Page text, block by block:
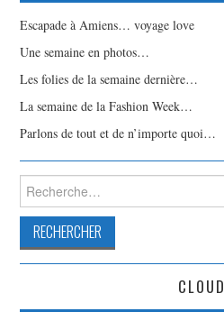
Escapade à Amiens… voyage love
Une semaine en photos…
Les folies de la semaine dernière…
La semaine de la Fashion Week…
Parlons de tout et de n’importe quoi…
Rechercher :
CLOUD